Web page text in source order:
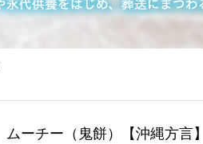
ムーチー（鬼餅）【沖縄方言】